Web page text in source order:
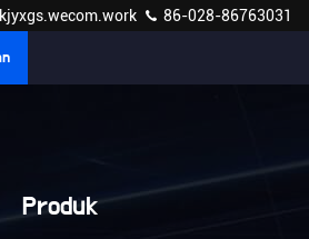
86-028-86763031
Produk